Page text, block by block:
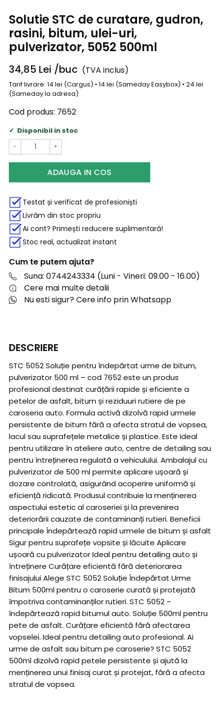
Solutie STC de curatare, gudron,
rasini, bitum, ulei-uri,
pulverizator, 5052 500ml
34,85 Lei /buc (TVA inclus)
Tarif livrare: 14 lei (Cargus) • 14 lei (Sameday Easybox) • 24 lei
(Sameday la adresa)
Cod produs: 7652
Disponibil in stoc
− +
ADAUGA IN COS
Testat și verificat de profesioniști
Livrăm din stoc propriu
Ai cont? Primești reducere suplimentară!
Stoc real, actualizat instant
Cum te putem ajuta?
Suna: 0744243334 (Luni - Vineri: 09.00 - 16.00)
Cere mai multe detalii
Nu esti sigur? Cere info prin Whatsapp
DESCRIERE
STC 5052 Soluție pentru îndepărtat urme de bitum,
pulverizator 500 ml – cod 7652 este un produs
profesional destinat curățării rapide și eficiente a
petelor de asfalt, bitum și reziduuri rutiere de pe
caroseria auto. Formula activă dizolvă rapid urmele
persistente de bitum fără a afecta stratul de vopsea,
lacul sau suprafețele metalice și plastice. Este ideal
pentru utilizare în ateliere auto, centre de detailing sau
pentru întreținerea regulată a vehiculului. Ambalajul cu
pulverizator de 500 ml permite aplicare ușoară și
dozare controlată, asigurând acoperire uniformă și
eficiență ridicată. Produsul contribuie la menținerea
aspectului estetic al caroseriei și la prevenirea
deteriorării cauzate de contaminanți rutieri. Beneficii
principale Îndepărtează rapid urmele de bitum și asfalt
Sigur pentru suprafețe vopsite și lăcuite Aplicare
ușoară cu pulverizator Ideal pentru detailing auto și
întreținere Curățare eficientă fără deteriorarea
finisajului Alege STC 5052 Soluție Îndepărtat Urme
Bitum 500ml pentru o caroserie curată și protejată
împotriva contaminanților rutieri. STC 5052 –
îndepărtează rapid bitumul auto. Soluție 500ml pentru
pete de asfalt. Curățare eficientă fără afectarea
vopselei. Ideal pentru detailing auto profesional. Ai
urme de asfalt sau bitum pe caroserie? STC 5052
500ml dizolvă rapid petele persistente și ajută la
menținerea unui finisaj curat și protejat, fără a afecta
stratul de vopsea.